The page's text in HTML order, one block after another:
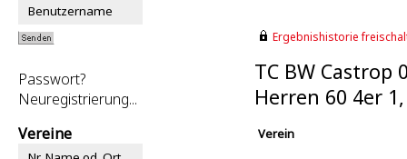
Passwort?
Neuregistrierung...
Vereine
Ergebnishistorie
TC BW Castrop
Herren 60 4er
Verein